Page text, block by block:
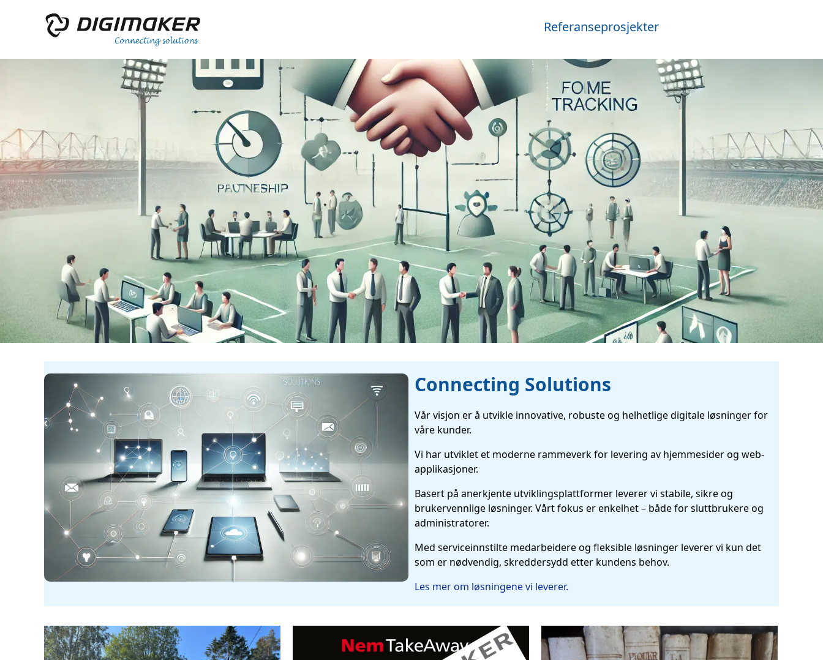
Referanseprosjekter
Connecting Solutions
Vår visjon er å utvikle innovative, robuste og helhetlige digitale løsninger for
våre kunder.
Vi har utviklet et moderne rammeverk for levering av hjemmesider og web-
applikasjoner.
Basert på anerkjente utviklingsplattformer leverer vi stabile, sikre og
brukervennlige løsninger. Vårt fokus er enkelhet – både for sluttbrukere og
administratorer.
Med serviceinnstilte medarbeidere og fleksible løsninger leverer vi kun det
som er nødvendig, skreddersydd etter kundens behov.
Les mer om løsningene vi leverer.